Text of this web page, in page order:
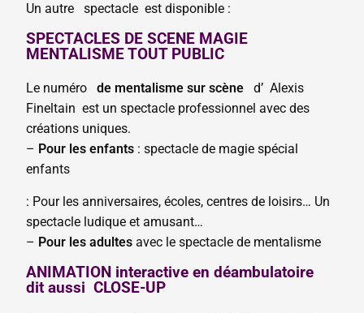
Un autre spectacle est disponible :
SPECTACLES DE SCENE MAGIE
MENTALISME TOUT PUBLIC
Le numéro de mentalisme sur scène
d’ Alexis
Fineltain est un spectacle professionnel avec des
créations uniques.
– Pour les enfants : spectacle de magie spécial
enfants
: Pour les anniversaires, écoles, centres de loisirs… Un
spectacle ludique et amusant…
– Pour les adultes avec le spectacle de mentalisme
ANIMATION interactive en déambulatoire
dit aussi CLOSE-UP